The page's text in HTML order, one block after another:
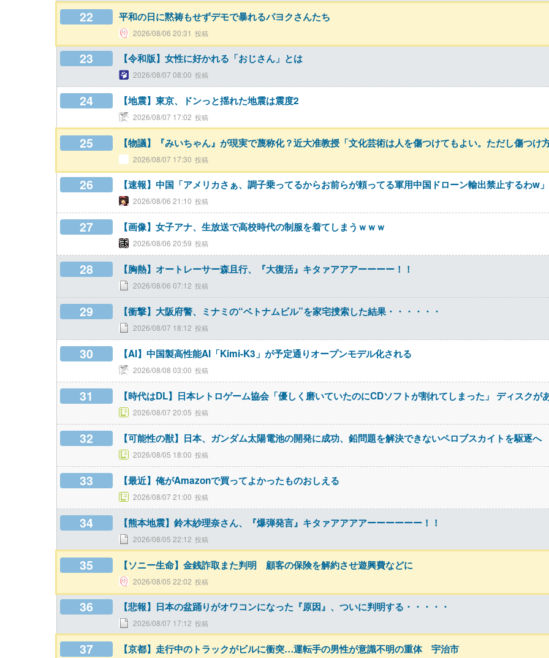
22 平和の日に黙祷もせずデモで暴れるパヨクさんたち
2026/08/06 20:31
23 【令和版】女性に好かれる「おじさん」とは
2026/08/07 08:00
24 【地震】東京、ドンっと揺れた地震は震度2
2026/08/07 17:02
25 【物議】『みいちゃん』が現実で蔑称化？近大准教授「文化芸術は人を傷つけてもよい。ただし傷つけ
2026/08/07 17:30
26 【速報】中国「アメリカさぁ、調子乗ってるからお前らが頼ってる軍用中国ドローン輸出禁止するわw」
2026/08/06 21:10
27 【画像】女子アナ、生放送で高校時代の制服を着てしまうｗｗｗ
2026/08/06 20:59
28 【胸熱】オートレーサー森且行、『大復活』キタァアアアーーーー！！
2026/08/06 07:12
29 【衝撃】大阪府警、ミナミの“ベトナムビル”を家宅捜索した結果・・・・・・
2026/08/07 18:12
30 【AI】中国製高性能AI「Kimi-K3」が予定通りオープンモデル化される
2026/08/08 03:00
31 【時代はDL】日本レトロゲーム協会「優しく磨いていたのにCDソフトが割れてしまった」 ディスクが
2026/08/07 20:05
32 【可能性の獣】日本、ガンダム太陽電池の開発に成功、鉛問題を解決できないペロブスカイトを駆逐へ
2026/08/05 18:00
33 【最近】俺がAmazonで買ってよかったものおしえる
2026/08/07 21:00
34 【熊本地震】鈴木紗理奈さん、『爆弾発言』キタァアアアアーーーーーー！！
2026/08/05 22:12
35 【ソニー生命】金銭詐取また判明 顧客の保険を解約させ遊興費などに
2026/08/05 22:02
36 【悲報】日本の盆踊りがオワコンになった『原因』、ついに判明する・・・・・
2026/08/07 17:12
37 【京都】走行中のトラックがビルに衝突…運転手の男性が意識不明の重体 宇治市